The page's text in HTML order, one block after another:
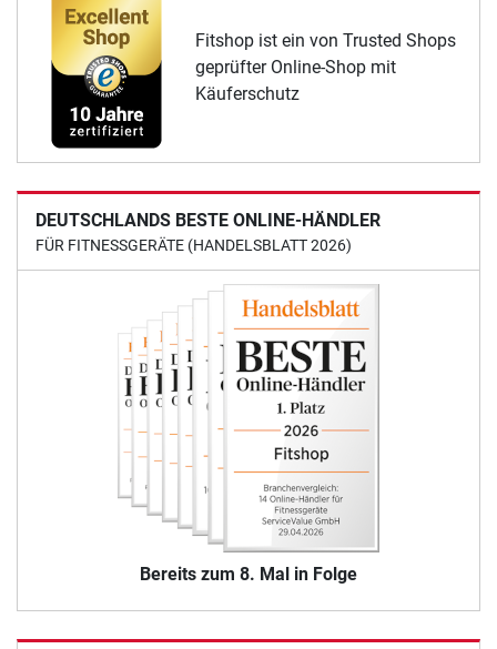
Fitshop ist ein von Trusted Shops
geprüfter Online-Shop mit
Käuferschutz
DEUTSCHLANDS BESTE ONLINE-HÄNDLER
FÜR FITNESSGERÄTE (HANDELSBLATT 2026)
Bereits zum 8. Mal in Folge